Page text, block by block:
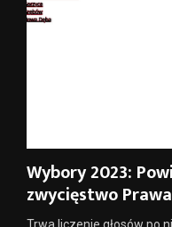
Wybory 2023:
zwycięstwo